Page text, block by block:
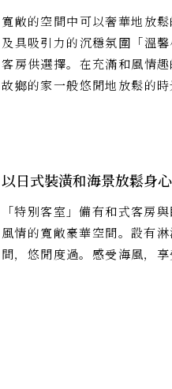
寬敞的空間中可以奢華地放
及具吸引力的沉穩氛圍「溫
客房供選擇。在充滿和風情
故鄉的家一般悠閒地放鬆的時
以日式裝潢和海景放鬆身
「特別客室」備有和式客房
風情的寬敞豪華空間。設有
間，悠閒度過。感受海風，享